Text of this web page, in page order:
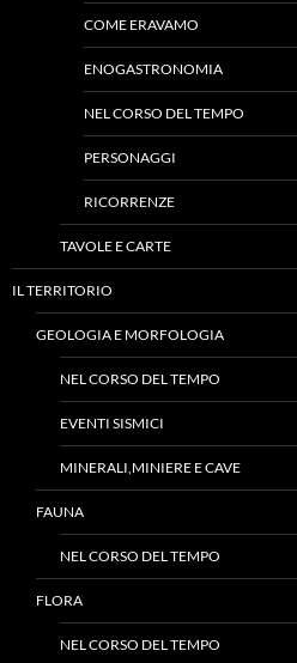
COME ERAVAMO
ENOGASTRONOMIA
NEL CORSO DEL TEMPO
PERSONAGGI
RICORRENZE
TAVOLE E CARTE
IL TERRITORIO
GEOLOGIA E MORFOLOGIA
NEL CORSO DEL TEMPO
EVENTI SISMICI
MINERALI,MINIERE E CAVE
FAUNA
NEL CORSO DEL TEMPO
FLORA
NEL CORSO DEL TEMPO